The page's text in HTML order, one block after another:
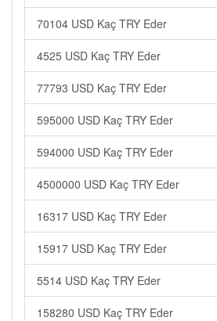
70104 USD Kaç TRY Eder
4525 USD Kaç TRY Eder
77793 USD Kaç TRY Eder
595000 USD Kaç TRY Eder
594000 USD Kaç TRY Eder
4500000 USD Kaç TRY Eder
16317 USD Kaç TRY Eder
15917 USD Kaç TRY Eder
5514 USD Kaç TRY Eder
158280 USD Kaç TRY Eder